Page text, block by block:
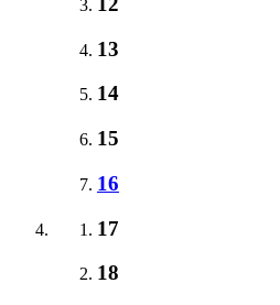
13
14
15
16
17
18